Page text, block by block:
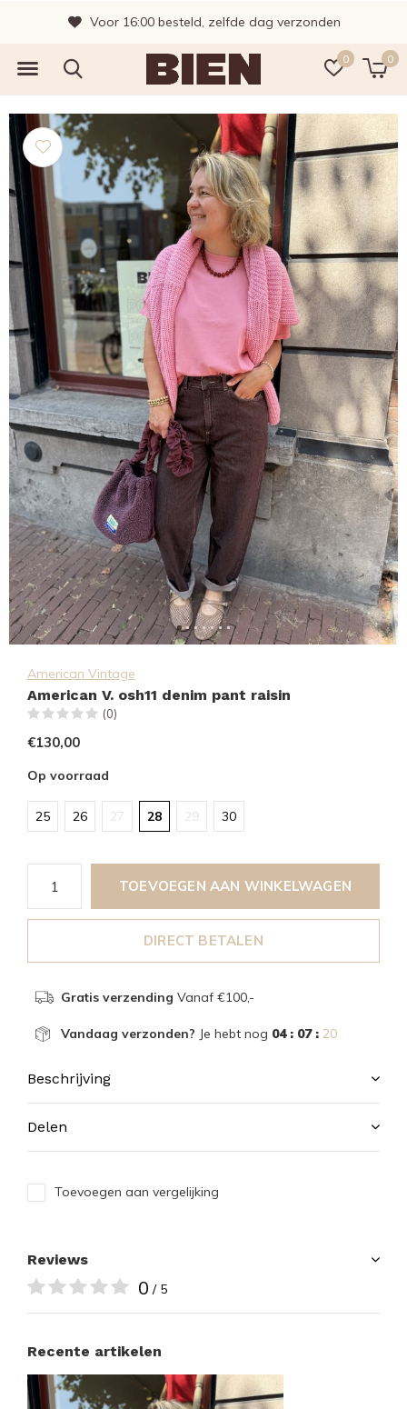
0 0
Voor 16:00 besteld, zelfde dag verzonden
American Vintage
American V. osh11 denim pant raisin
(0)
€130,00
Op voorraad
25 26 27 28 29 30
TOEVOEGEN AAN WINKELWAGEN
DIRECT BETALEN
Gratis verzending Vanaf €100,-
Vandaag verzonden? Je hebt nog 04 : 07 : 20
Beschrijving
Delen
Toevoegen aan vergelijking
Reviews
0 / 5
Recente artikelen